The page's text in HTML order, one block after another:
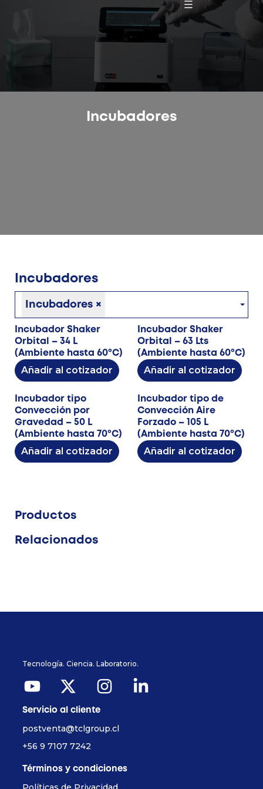
Incubadores
Incubadores
Incubadores ×
Incubador Shaker
Orbital – 34 L
(Ambiente hasta 60ºC)
Añadir al cotizador
Incubador Shaker
Orbital – 63 Lts
(Ambiente hasta 60ºC)
Añadir al cotizador
Incubador tipo
Convección por
Gravedad – 50 L
(Ambiente hasta 70ºC)
Añadir al cotizador
Incubador tipo de
Convección Aire
Forzado – 105 L
(Ambiente hasta 70ºC)
Añadir al cotizador
Productos
Relacionados
Tecnología. Ciencia. Laboratorio.
Servicio al cliente
postventa@tclgroup.cl
+56 9 7107 7242
Términos y condiciones